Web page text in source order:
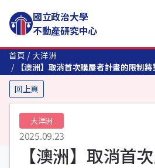
國立政治大學
不動產研究中心
首頁
大洋洲
【澳洲】取消首次購屋者計畫的限制
劇房價的普遍上漲
回上頁
大洋洲
2025.09.23
【澳洲】取消首